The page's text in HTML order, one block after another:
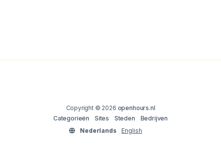
Copyright © 2026 openhours.nl
Categorieën
Sites Steden
Bedrijven
Nederlands
English